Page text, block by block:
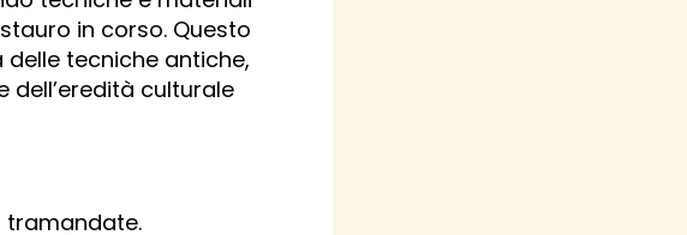
in corso. Questo
tecniche antiche,
dell’eredità culturale
tramandate.